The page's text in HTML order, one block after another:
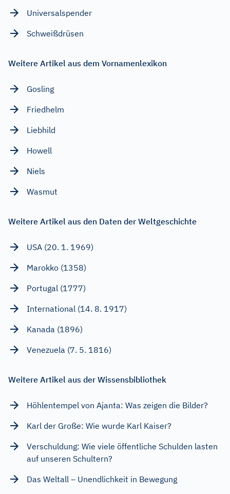
Universalspender
Schweißdrüsen
Weitere Artikel aus dem Vornamenlexikon
Gosling
Friedhelm
Liebhild
Howell
Niels
Wasmut
Weitere Artikel aus den Daten der Weltgeschichte
USA (20. 1. 1969)
Marokko (1358)
Portugal (1777)
International (14. 8. 1917)
Kanada (1896)
Venezuela (7. 5. 1816)
Weitere Artikel aus der Wissensbibliothek
Höhlentempel von Ajanta: Was zeigen die Bilder?
Karl der Große: Wie wurde Karl Kaiser?
Verschuldung: Wie viele öffentliche Schulden lasten
auf unseren Schultern?
Das Weltall – Unendlichkeit in Bewegung